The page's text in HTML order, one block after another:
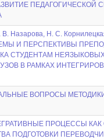
ПЕДАГОГИЧЕСКОЙ
Назарова, Н. С.
И ПЕРСПЕКТИВЫ
СТУДЕНТАМ
В РАМКАХ
ВОПРОСЫ
ПРОЦЕССЫ
ПОДГОТОВКИ